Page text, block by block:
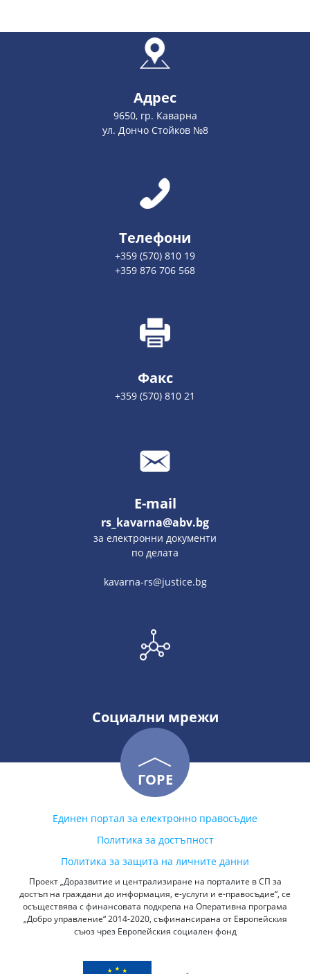
Адрес
9650, гр. Каварна
ул. Дончо Стойков №8
Телефони
+359 (570) 810 19
+359 876 706 568
Факс
+359 (570) 810 21
E-mail
rs_kavarna@abv.bg
за електронни документи
по делата
kavarna-rs@justice.bg
Социални мрежи
ГОРЕ
Единен портал за електронно правосъдие
Политика за достъпност
Политика за защита на личните данни
Проект „Доразвитие и централизиране на порталите в СП за
достъп на граждани до информация, е-услуги и е-правосъдие“, се
осъществява с финансовата подкрепа на Оперативна програма
„Добро управление“ 2014-2020, съфинансирана от Европейския
съюз чрез Европейския социален фонд